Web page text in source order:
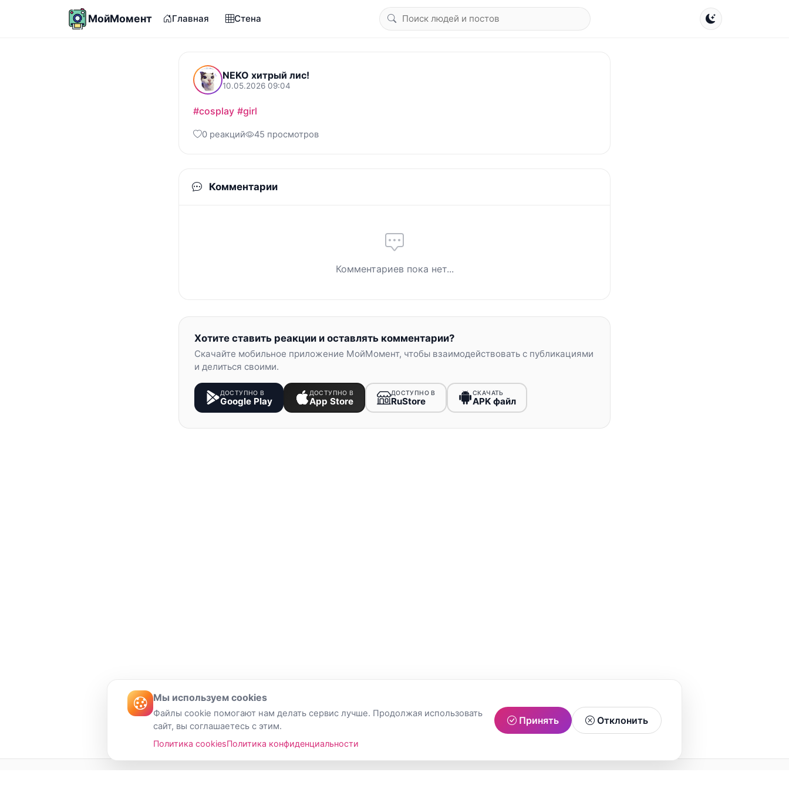
МойМомент Главная Стена
NEKO хитрый лис!
10.05.2026 09:04
#cosplay #girl
0 реакций 45 просмотров
Комментарии
Комментариев пока нет...
Хотите ставить реакции и оставлять комментарии?
Скачайте мобильное приложение МойМомент, чтобы взаимодействовать с публикациями
и делиться своими.
ДОСТУПНО В
Google Play
ДОСТУПНО В
App Store
ДОСТУПНО В
RuStore
СКАЧАТЬ
APK файл
Мы используем cookies
Файлы cookie помогают нам делать сервис лучше. Продолжая использовать
сайт, вы соглашаетесь с этим.
Политика cookiesПолитика конфиденциальности
Принять Отклонить